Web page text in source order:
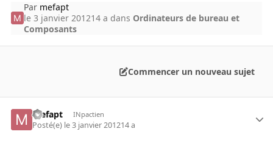
Par mefapt
le 3 janvier 201214 a dans Ordinateurs de bureau et
Composants
Commencer un nouveau sujet
mefapt INpactien
Posté(e) le 3 janvier 201214 a